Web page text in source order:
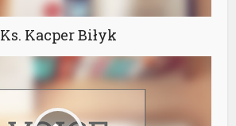
Ks. Kacper Biłyk